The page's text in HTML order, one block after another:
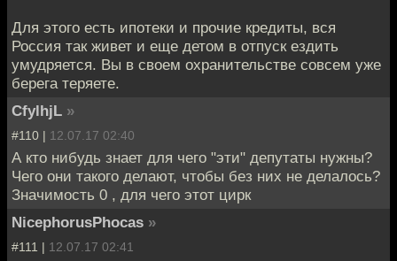
Для этого есть ипотеки и прочие кредиты, вся
Россия так живет и еще детом в отпуск ездить
умудряется. Вы в своем охранительстве совсем уже
берега теряете.
CfylhjL »
#110 | 12.07.17 02:40
А кто нибудь знает для чего "эти" депутаты нужны?
Чего они такого делают, чтобы без них не делалось?
Значимость 0 , для чего этот цирк
NicephorusPhocas »
#111 | 12.07.17 02:41